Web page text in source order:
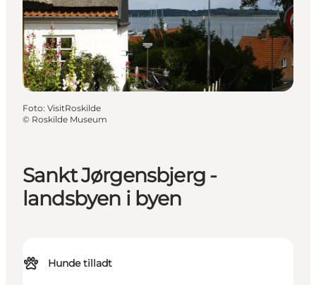
Oplevelser
Sankt Jørgensbjerg -
landsbyen i byen
Hunde tilladt
Foto: VisitRoskilde
© Roskilde Museum